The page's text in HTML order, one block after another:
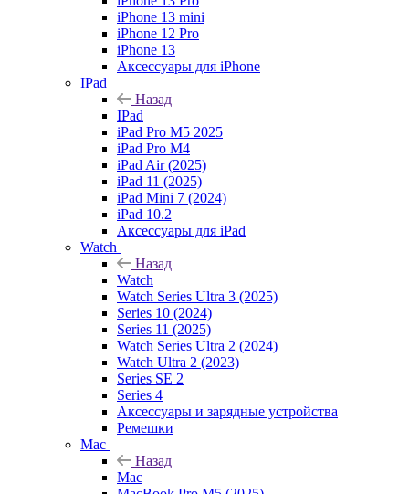
iPhone 13 mini
iPhone 12 Pro
iPhone 13
Аксессуары для iPhone
IPad
Назад
IPad
iPad Pro M5 2025
iPad Pro M4
iPad Air (2025)
iPad 11 (2025)
iPad Mini 7 (2024)
iPad 10.2
Аксессуары для iPad
Watch
Назад
Watch
Watch Series Ultra 3 (2025)
Series 10 (2024)
Series 11 (2025)
Watch Series Ultra 2 (2024)
Watch Ultra 2 (2023)
Series SE 2
Series 4
Аксессуары и зарядные устройства
Ремешки
Mac
Назад
Mac